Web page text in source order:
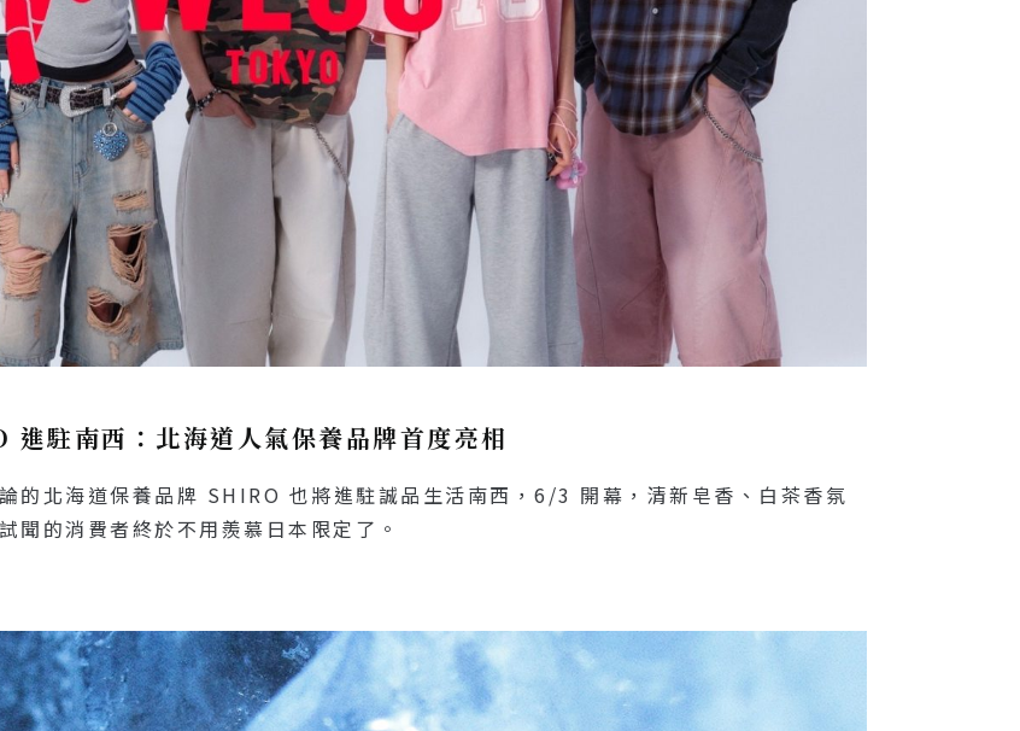
駐南西：北海道人氣保養品牌首度亮相
的北海道保養品牌 SHIRO 也將進駐誠品生活南西，6/3 開幕，清新皂香、白茶香氛
聞的消費者終於不用羨慕日本限定了。